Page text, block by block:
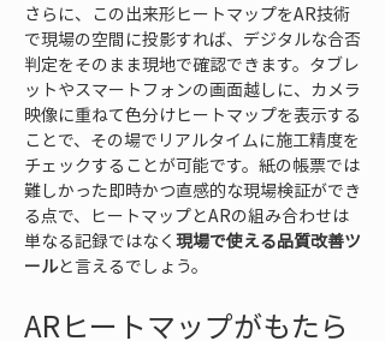
さらに、この出来形ヒートマップをAR技術
で現場の空間に投影すれば、デジタルな合否
判定をそのまま現地で確認できます。タブレ
ットやスマートフォンの画面越しに、カメラ
映像に重ねて色分けヒートマップを表示する
ことで、その場でリアルタイムに施工精度を
チェックすることが可能です。紙の帳票では
難しかった即時かつ直感的な現場検証ができ
る点で、ヒートマップとARの組み合わせは
単なる記録ではなく 現場で使える品質改善ツ
ールと言えるでしょう。
ARヒートマップがもたら